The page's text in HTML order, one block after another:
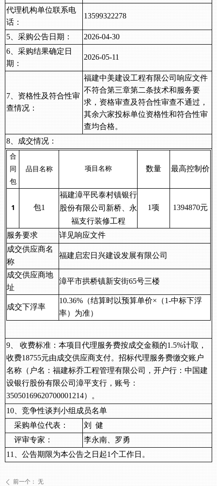
代理机构单位联系电
话：
13599322278
5、采购公告日期： 2026-04-30
6、采购结果确定日
期：
2026-05-11
7、资格性及符合性审
查情况：
福建中美建设工程有限公司响应文件
不符合第三章第二条技术和服务要
求， 资格审查及符合性审查不通过，
其余六家投标单位资格性和符合性审
查均合格。
8、成交情况：
合
同
包
品目名称 项目名称 数量 最高控制价
1 包1
福建漳平民泰村镇银行
股份有限公司新桥、永
福支行装修工程
1项 1394870元
服务要求 详见响应文件
成交供应商名
称
福建启宏日兴建设发展有限公司
成交供应商地
址
漳平市拱桥镇新安街65号三楼
成交下浮率
10.36% （结算时以预算单价×（1-中标下浮
率）为准）
9、 收费标准：本项目代理服务费按成交金额的1.5%计取，
收费18755元由成交供应商支付。招标代理服务费缴交账户
名称（户名：福建标乔工程管理有限公司，开户行：中国建
设银行股份有限公司漳平支行，账号：
35050169620700001214）。
10、竞争性谈判 小组成员名单
采购单位代表： 刘
健
评审专家：
李永南、罗勇
1 1 、公告期限为本公告之日起1个工作日。
ꄴ 前一个： 无